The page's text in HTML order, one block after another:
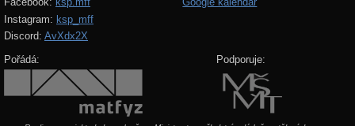
Instagram: ksp_mff
Discord: AvXdx2X
Pořádá: Podporuje: